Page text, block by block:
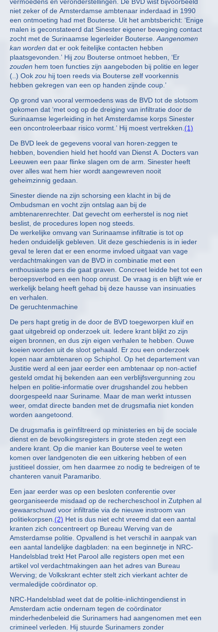
niet zeker of de Amsterdamse ambtenaar inderdaad in 1990
een ontmoeting had met Bouterse. Uit het ambtsbericht: ‘Enige
malen is geconstateerd dat Sinester eigener beweging contact
zocht met de Surinaamse legerleider Bouterse. Aangenomen
kan worden dat er ook feitelijke contacten hebben
plaatsgevonden.’ Hij zou Bouterse ontmoet hebben, ‘Er
zouden hem toen functies zijn aangeboden bij politie en leger
(..) Ook zou hij toen reeds via Bouterse zelf voorkennis
hebben gekregen van een op handen zijnde coup.’
Op grond van vooral vermoedens was de BVD tot de slotsom
gekomen dat ‘met oog op de dreiging van infiltratie door de
Surinaamse legerleiding in het Amsterdamse korps Sinester
een oncontroleerbaar risico vormt.’ Hij moest vertrekken. (1)
De BVD leek de gegevens vooral van horen-zeggen te
hebben, bovendien hield het hoofd van Dienst A. Docters van
Leeuwen een paar flinke slagen om de arm. Sinester heeft
over alles wat hem hier wordt aangewreven nooit
geheimzinnig gedaan.
Sinester diende na zijn schorsing een klacht in bij de
Ombudsman en vocht zijn ontslag aan bij de
ambtenarenrechter. Dat gevecht om eerherstel is nog niet
beslist, de procedures lopen nog steeds.
De werkelijke omvang van Surinaamse infiltratie is tot op
heden onduidelijk gebleven. Uit deze geschiedenis is in ieder
geval te leren dat er een enorme invloed uitgaat van vage
verdachtmakingen van de BVD in combinatie met een
enthousiaste pers die gaat graven. Concreet leidde het tot een
beroepsverbod en een hoop onrust. De vraag is en blijft wie er
werkelijk belang heeft gehad bij deze hausse van insinuaties
en verhalen.
De geruchtenmachine
De pers hapt gretig in de door de BVD toegeworpen kluif en
gaat uitgebreid op onderzoek uit. Iedere krant blijkt zo zijn
eigen bronnen, en dus zijn eigen verhalen te hebben. Ouwe
koeien worden uit de sloot gehaald. Er zou een onderzoek
lopen naar ambtenaren op Schiphol. Op het departement van
Justitie werd al een jaar eerder een ambtenaar op non-actief
gesteld omdat hij bekenden aan een verblijfsvergunning zou
helpen en politie-informatie over drugshandel zou hebben
doorgespeeld naar Suriname. Maar de man werkt intussen
weer, omdat directe banden met de drugsmafia niet konden
worden aangetoond.
De drugsmafia is geïnfiltreerd op ministeries en bij de sociale
dienst en de bevolkingsregisters in grote steden zegt een
andere krant. Op die manier kan Bouterse veel te weten
komen over landgenoten die een uitkering hebben of een
justitieel dossier, om hen daarmee zo nodig te bedreigen of te
chanteren vanuit Paramaribo.
Een jaar eerder was op een besloten conferentie over
georganiseerde misdaad op de rechercheschool in Zutphen al
gewaarschuwd voor infiltratie via de nieuwe instroom van
politiekorpsen. (2) Het is dus niet echt vreemd dat een aantal
kranten zich concentreert op Bureau Werving van de
Amsterdamse politie. Opvallend is het verschil in aanpak van
een aantal landelijke dagbladen: na een beginnetje in NRC-
Handelsblad trekt Het Parool alle registers open met een
artikel vol verdachtmakingen aan het adres van Bureau
Werving; de Volkskrant echter stelt zich vierkant achter de
vermaledijde coördinator op.
NRC-Handelsblad weet dat de politie-inlichtingendienst in
Amsterdam actie ondernam tegen de coördinator
minderhedenbeleid die Surinamers had aangenomen met een
crimineel verleden. Hij stuurde Surinamers zonder